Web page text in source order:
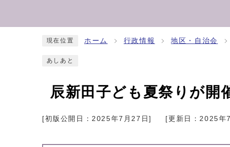
現在位置 ホーム 行政情報 地区・自治会
あしあと
辰新田子ども夏祭りが開
[初版公開日：2025年7月27日] [更新日：2025年